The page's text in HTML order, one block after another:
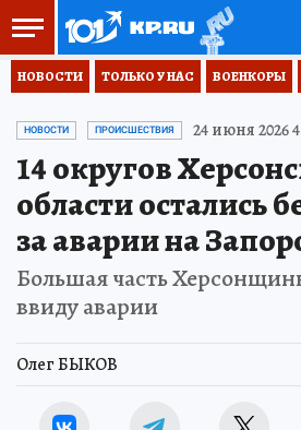
НОВОСТИ ТОЛЬКО У НАС ВОЕНКОРЫ
НОВОСТИ ПРОИСШЕСТВИЯ 24 июня 2026
14 округов
области остались
за аварии на
Большая часть
ввиду аварии
Олег БЫКОВ